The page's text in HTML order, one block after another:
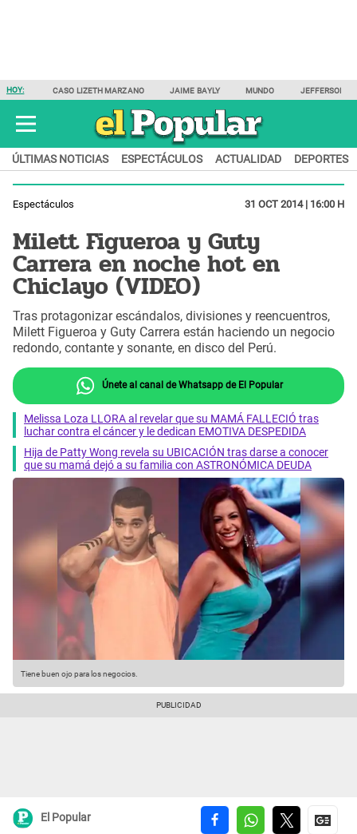
HOY: CASO LIZETH MARZANO JAIME BAYLY MUNDO JEFFERSON
ÚLTIMAS NOTICIAS ESPECTÁCULOS ACTUALIDAD DEPORTES
Espectáculos 31 OCT 2014 | 16:00 H
Milett Figueroa y Guty
Carrera en noche hot en
Chiclayo (VIDEO)
Tras protagonizar escándalos, divisiones y reencuentros,
Milett Figueroa y Guty Carrera están haciendo un negocio
redondo, contante y sonante, en disco del Perú.
Únete al canal de Whatsapp de El Popular
Melissa Loza LLORA al revelar que su MAMÁ FALLECIÓ tras
luchar contra el cáncer y le dedican EMOTIVA DESPEDIDA
Hija de Patty Wong revela su UBICACIÓN tras darse a conocer
que su mamá dejó a su familia con ASTRONÓMICA DEUDA
Tiene buen ojo para los negocios.
El Popular